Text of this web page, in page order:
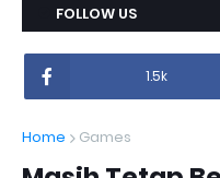
FOLLOW US
1.5k
Home Games